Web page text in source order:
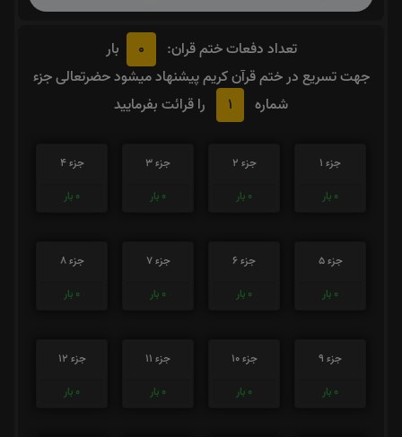
تعداد دفعات ختم قران: 0
بار
جهت تسریع در ختم قرآن کریم پیشنهاد میشود حضرتعالی جزء
شماره
1 را قرائت بفرمایید
جزء 1
0 بار
جزء 2
0 بار
جزء 3
0 بار
جزء 4
0 بار
جزء 5
0 بار
جزء 6
0 بار
جزء 7
0 بار
جزء 8
0 بار
جزء 9
0 بار
جزء 10
0 بار
جزء 11
0 بار
جزء 12
0 بار